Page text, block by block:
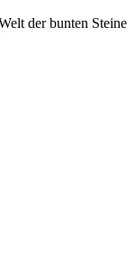
der bunten Steine